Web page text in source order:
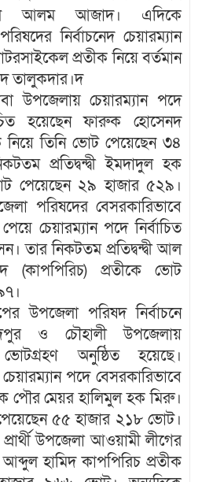
আলম আজাদ। এদিকে
নির্বাচনেদ চেয়ারম্যান
প্রতীক নিয়ে বর্তমান
তালুকদার।দ
উপজেলায় চেয়ারম্যান পদে
হয়েছেন ফারুক হোসেনদ
তিনি ভোট পেয়েছেন ৩৪
প্রতিদ্বন্দ্বী ইমদাদুল হক
পেয়েছেন ২৯ হাজার ৫২৯।
পরিষদের বেসরকারিভাবে
চেয়ারম্যান পদে নির্বাচিত
তার নিকটতম প্রতিদ্বন্দ্বী আল
(কাপপিরিচ) প্রতীকে ভোট
উপজেলা পরিষদ নির্বাচনে
ও চৌহালী উপজেলায়
অনুষ্ঠিত হয়েছে।
পদে বেসরকারিভাবে
পৌর মেয়র হালিমুল হক মিরু।
৫৫ হাজার ২১৮ ভোট।
প্রার্থী উপজেলা আওয়ামী লীগের
হামিদ কাপপিরিচ প্রতীক